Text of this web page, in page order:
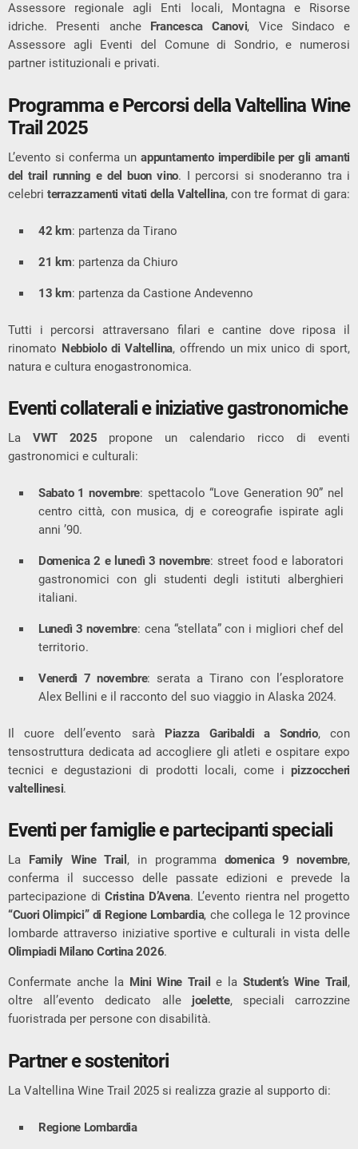
Assessore regionale agli Enti locali, Montagna e Risorse
idriche. Presenti anche Francesca Canovi, Vice Sindaco e
Assessore agli Eventi del Comune di Sondrio, e numerosi
partner istituzionali e privati.
Programma e Percorsi della Valtellina Wine
Trail 2025
L’evento si conferma unappuntamento imperdibile per gli amanti
del trail running e del buon vino. I percorsi si snoderanno tra i
celebri terrazzamenti vitati della Valtellina, con tre format di gara:
42 km: partenza da Tirano
21 km: partenza da Chiuro
13 km: partenza da Castione Andevenno
Tutti i percorsi attraversano filari e cantine dove riposa il
rinomato Nebbiolo di Valtellina, offrendo un mix unico di sport,
natura e cultura enogastronomica.
Eventi collaterali e iniziative gastronomiche
La VWT 2025 propone un calendario ricco di eventi
gastronomici e culturali:
Sabato 1 novembre: spettacolo “Love Generation 90” nel
centro città, con musica, dj e coreografie ispirate agli
anni ’90.
Domenica 2 e lunedì 3 novembre: street food e laboratori
gastronomici con gli studenti degli istituti alberghieri
italiani.
Lunedì 3 novembre: cena “stellata” con i migliori chef del
territorio.
Venerdì 7 novembre: serata a Tirano con l’esploratore
Alex Bellini e il racconto del suo viaggio in Alaska 2024.
Il cuore dell’evento sarà Piazza Garibaldi a Sondrio, con
tensostruttura dedicata ad accogliere gli atleti e ospitare expo
tecnici e degustazioni di prodotti locali, come ipizzoccheri
valtellinesi.
Eventi per famiglie e partecipanti speciali
La Family Wine Trail , in programma domenica 9 novembre,
conferma il successo delle passate edizioni e prevede la
partecipazione diCristina D’Avena. L’evento rientra nel progetto
“Cuori Olimpici” di Regione Lombardia, che collega le 12 province
lombarde attraverso iniziative sportive e culturali in vista delle
Olimpiadi Milano Cortina 2026.
Confermate anche la Mini Wine Trail e laStudent’s Wine Trail ,
oltre all’evento dedicato alle joelette, speciali carrozzine
fuoristrada per persone con disabilità.
Partner e sostenitori
La Valtellina Wine Trail 2025 si realizza grazie al supporto di:
Regione Lombardia